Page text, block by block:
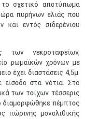
σχετικό αποτύπωμα
πυρήνων ελιάς που
και εντός σιδερένιου
νεκροταφείων,
ρωμαϊκών χρόνων με
έχει διαστάσεις 4,5μ.
στα νότια. Στο
των τοίχων τέσσερις
διαμορφώθηκε πέμπτος
πώρινης μονολιθικής